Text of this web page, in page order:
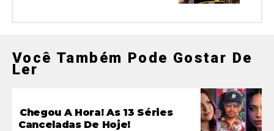
Você Também Pode Gostar De
Ler
Chegou A Hora! As 13 Séries
Canceladas De Hoje!